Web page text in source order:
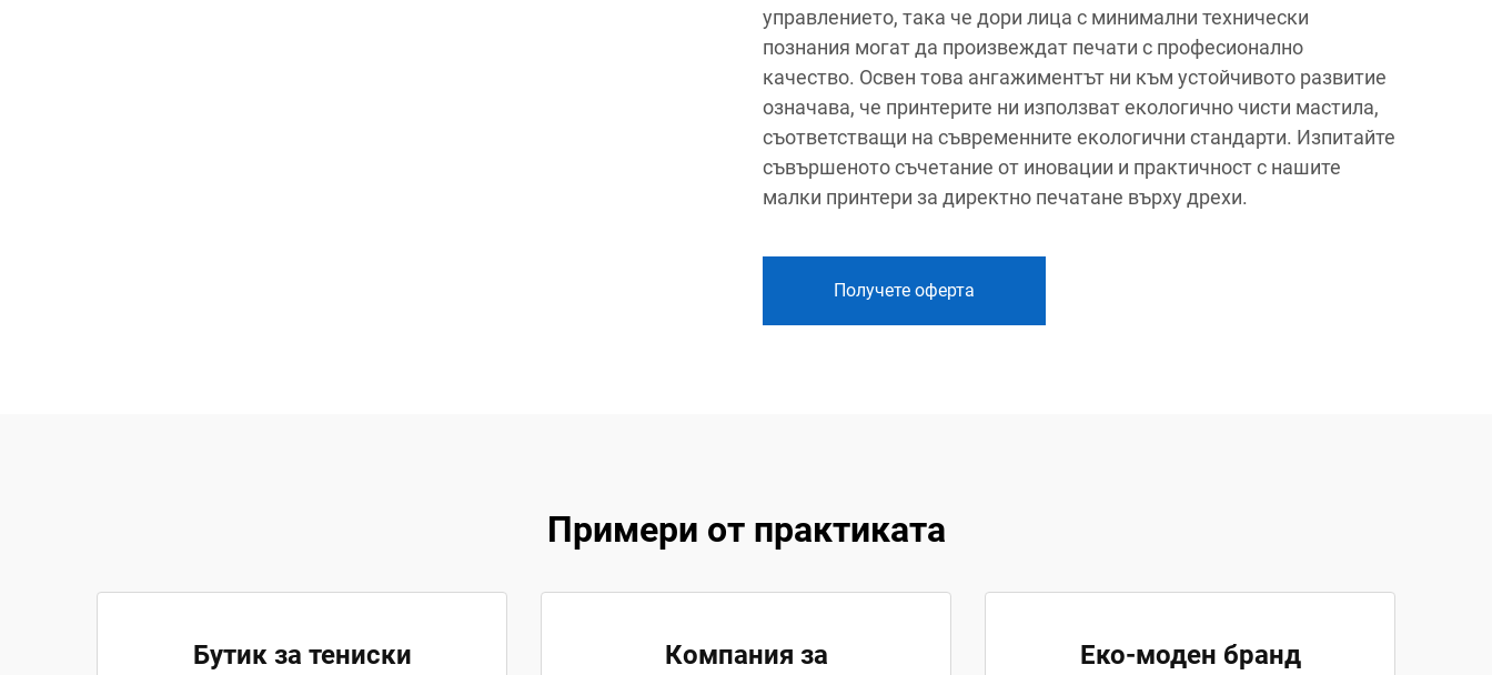
управлението, така че дори лица с минимални технически
познания могат да произвеждат печати с професионално
качество. Освен това ангажиментът ни към устойчивото развитие
означава, че принтерите ни използват екологично чисти мастила,
съответстващи на съвременните екологични стандарти. Изпитайте
съвършеното съчетание от иновации и практичност с нашите
малки принтери за директно печатане върху дрехи.
Получете оферта
Примери от практиката
Бутик за тениски
Компания за
Еко-моден бранд